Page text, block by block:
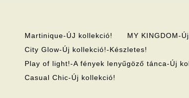
Martinique-ÚJ kollekció!
MY KINGDOM-
City Glow-Új kollekció!-Készletes!
Play of light!-A fények lenyűgöző tánca-Új
Casual Chic-Új kollekció!